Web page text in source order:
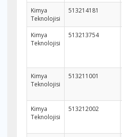
Kimya
Teknolojisi
513214181
Kimya
Teknolojisi
513213754
Kimya
Teknolojisi
513211001
Kimya
Teknolojisi
513212002